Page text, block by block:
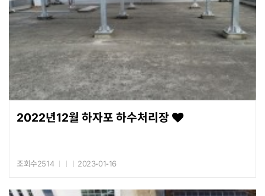
2022년12월 하자포 하수처리장
조회수2514 2023-01-16